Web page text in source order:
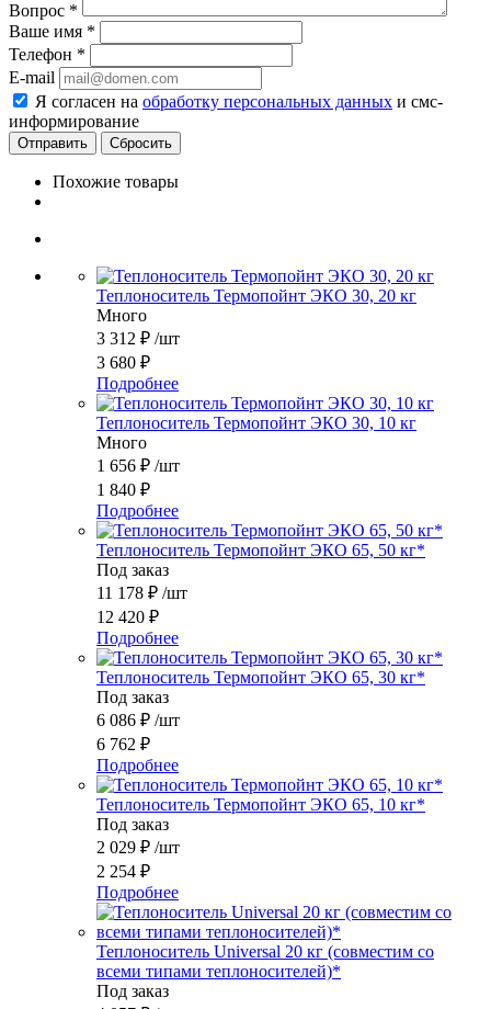
Вопрос *
Ваше имя *
Телефон *
E-mail
Я согласен на обработку персональных данных и смс-
информирование
Сбросить
Похожие товары
Теплоноситель Термопойнт ЭКО 30, 20 кг
Много
3 312 ₽ /шт
3 680 ₽
Подробнее
Теплоноситель Термопойнт ЭКО 30, 10 кг
Много
1 656 ₽ /шт
1 840 ₽
Подробнее
Теплоноситель Термопойнт ЭКО 65, 50 кг*
Под заказ
11 178 ₽ /шт
12 420 ₽
Подробнее
Теплоноситель Термопойнт ЭКО 65, 30 кг*
Под заказ
6 086 ₽ /шт
6 762 ₽
Подробнее
Теплоноситель Термопойнт ЭКО 65, 10 кг*
Под заказ
2 029 ₽ /шт
2 254 ₽
Подробнее
Теплоноситель Universal 20 кг (совместим со
всеми типами теплоносителей)*
Под заказ